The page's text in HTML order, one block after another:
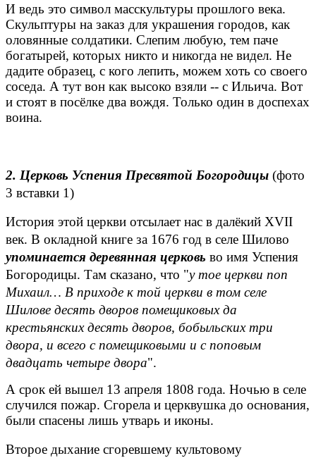
И ведь это символ масскультуры прошлого века.
Скульптуры на заказ для украшения городов, как
оловянные солдатики. Слепим любую, тем паче
богатырей, которых никто и никогда не видел. Не
дадите образец, с кого лепить, можем хоть со своего
соседа. А тут вон как высоко взяли -- с Ильича. Вот
и стоят в посёлке два вождя. Только один в доспехах
воина.
2. Церковь Успения Пресвятой Богородицы (фото
3 вставки 1)
История этой церкви отсылает нас в далёкий XVII
век. В окладной книге за 1676 год в селе Шилово
упоминается деревянная церковь во имя Успения
Богородицы. Там сказано, что "у тое церкви поп
Михаил… В приходе к той церкви в том селе
Шилове десять дворов помещиковых да
крестьянских десять дворов, бобыльских три
двора, и всего с помещиковыми и с поповым
двадцать четыре двора".
А срок ей вышел 13 апреля 1808 года. Ночью в селе
случился пожар. Сгорела и церквушка до основания,
были спасены лишь утварь и иконы.
Второе дыхание сгоревшему культовому